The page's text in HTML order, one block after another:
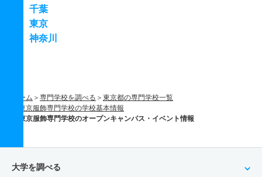
千葉
東京
神奈川
ホーム 専門学校を調べる
東京都の専門学校一覧
東京服飾専門学校の学校基本情報
東京服飾専門学校のオープンキャンパス・イベント情報
大学を調べる